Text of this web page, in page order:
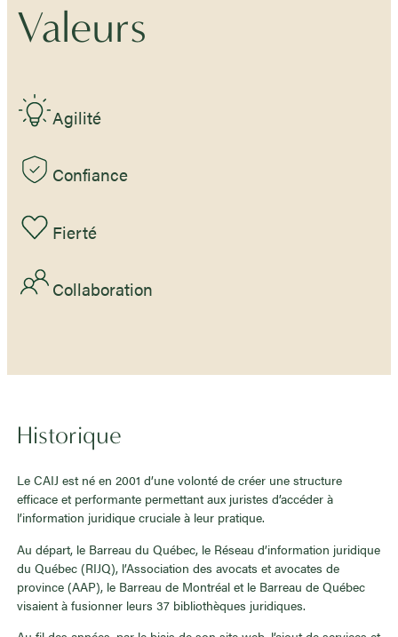
Valeurs
Agilité
Confiance
Fierté
Collaboration
Historique
Le CAIJ est né en 2001 d’une volonté de créer une structure
efficace et performante permettant aux juristes d’accéder à
l’information juridique cruciale à leur pratique.
Au départ, le Barreau du Québec, le Réseau d’information juridique
du Québec (RIJQ), l’Association des avocats et avocates de
province (AAP), le Barreau de Montréal et le Barreau de Québec
visaient à fusionner leurs 37 bibliothèques juridiques.